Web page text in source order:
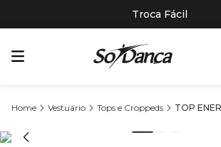
Troca Fácil
Vestuário Tops e Croppeds TOP